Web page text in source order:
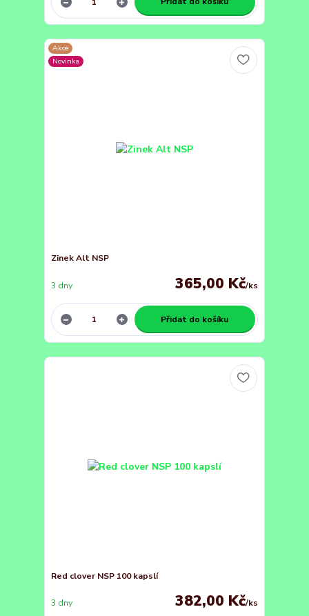
Akce
Novinka
Zinek Alt NSP
365,00 Kč/ks
3 dny
Přidat do košíku
Red clover NSP 100 kapslí
382,00 Kč/ks
3 dny